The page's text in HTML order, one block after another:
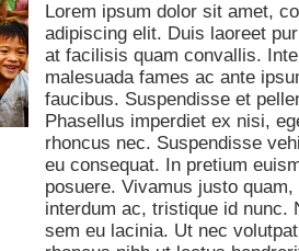
Lorem ipsum dolor sit amet,
adipiscing elit. Duis laoreet
at facilisis quam convallis.
malesuada fames ac ante
faucibus. Suspendisse et
Phasellus imperdiet ex nisi,
rhoncus nec. Suspendisse
eu consequat. In pretium
posuere. Vivamus justo
interdum ac, tristique id nunc.
sem eu lacinia. Ut nec